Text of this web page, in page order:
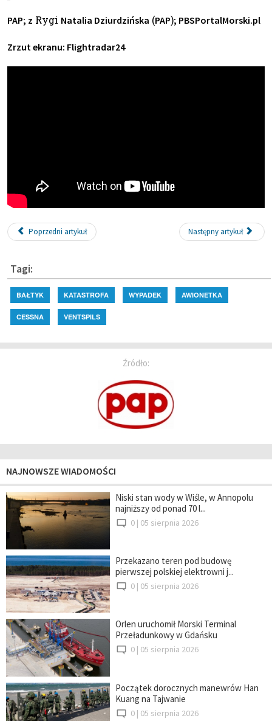
PAP; z Rygi Natalia Dziurdzińska (PAP); PBSPortalMorski.pl
Zrzut ekranu: Flightradar24
Poprzedni artykuł Następny artykuł
Tagi:
BAŁTYK KATASTROFA WYPADEK AWIONETKA
CESSNA VENTSPILS
Źródło:
NAJNOWSZE WIADOMOŚCI
Niski stan wody w Wiśle, w Annopolu
najniższy od ponad 70 l...
0 | 05 sierpnia 2026
Przekazano teren pod budowę
pierwszej polskiej elektrowni j...
0 | 05 sierpnia 2026
Orlen uruchomił Morski Terminal
Przeładunkowy w Gdańsku
0 | 05 sierpnia 2026
Początek dorocznych manewrów Han
Kuang na Tajwanie
0 | 05 sierpnia 2026